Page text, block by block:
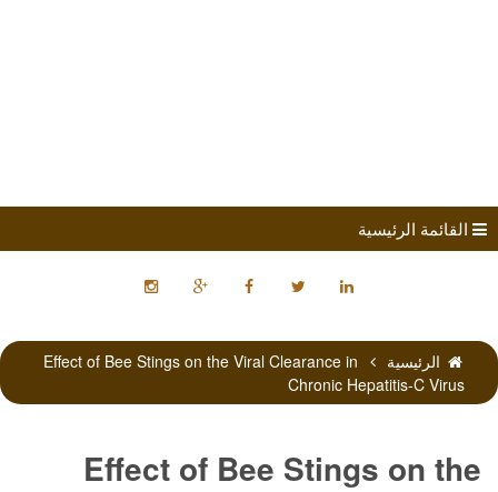
القائمة الرئيسية
الرئيسية
Effect of Bee Stings on the Viral Clearance in
Chronic Hepatitis-C Virus
Effect of Bee Stings on the